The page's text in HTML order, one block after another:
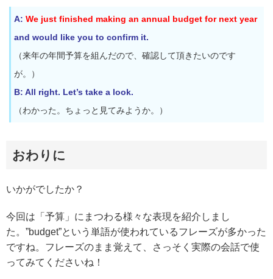
A: We just finished making an annual budget for next year
and would like you to confirm it.
（来年の年間予算を組んだので、確認して頂きたいのです
が。）
B: All right. Let’s take a look.
（わかった。ちょっと見てみようか。）
おわりに
いかがでしたか？
今回は「予算」にまつわる様々な表現を紹介しまし
た。”budget”という単語が使われているフレーズが多かった
ですね。フレーズのまま覚えて、さっそく実際の会話で使
ってみてくださいね！